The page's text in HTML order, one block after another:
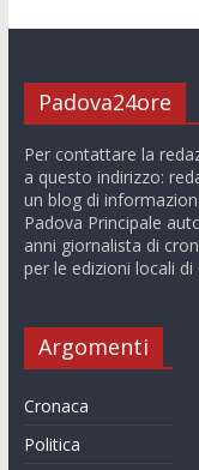
Padova24ore
Per contattare la
a questo indirizzo:
un blog di
Padova Principale
anni giornalista di
per le edizioni locali
Argomenti
Cronaca
Politica